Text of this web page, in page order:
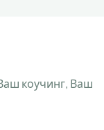
коучинг, Ваш